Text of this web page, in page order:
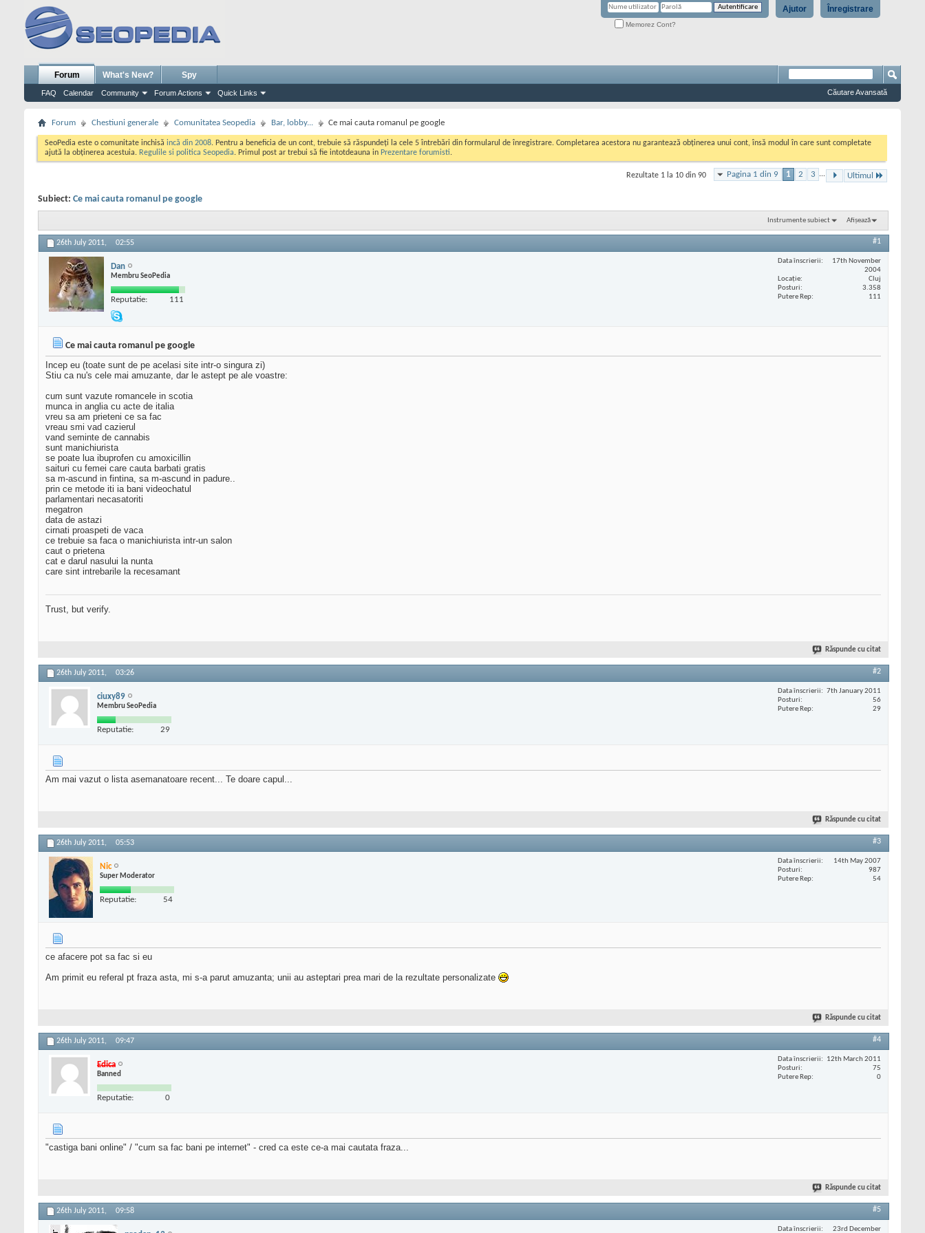
Înregistrare
Ajutor
Memorez Cont?
Forum
FAQ Calendar Community Forum Actions Quick Links
What's New? Spy
Căutare Avansată
Forum Chestiuni generale Comunitatea Seopedia Bar, lobby... Ce mai cauta romanul pe google
SeoPedia este o comunitate inchisă incă din 2008. Pentru a beneficia de un cont, trebuie să răspundeți la cele 5 întrebări din formularul de înregistrare. Completarea acestora nu garantează obținerea unui cont, însă modul în care sunt completate
ajută la obținerea acestuia. Regulile si politica Seopedia. Primul post ar trebui să fie intotdeauna in Prezentare forumisti.
Pagina 1 din 9 1 2 3 ... Ultimul
Rezultate 1 la 10 din 90
Subiect: Ce mai cauta romanul pe google
Instrumente subiect Afișează
26th July 2011, 02:55 #1
Dan
Membru SeoPedia
Reputatie: 111
Data înscrierii
17th November
2004
Locaţie
Cluj
Posturi
3.358
Putere Rep
111
Ce mai cauta romanul pe google
Incep eu (toate sunt de pe acelasi site intr-o singura zi)
Stiu ca nu's cele mai amuzante, dar le astept pe ale voastre:
cum sunt vazute romancele in scotia
munca in anglia cu acte de italia
vreu sa am prieteni ce sa fac
vreau smi vad cazierul
vand seminte de cannabis
sunt manichiurista
se poate lua ibuprofen cu amoxicillin
saituri cu femei care cauta barbati gratis
sa m-ascund in fintina, sa m-ascund in padure..
prin ce metode iti ia bani videochatul
parlamentari necasatoriti
megatron
data de astazi
cirnati proaspeti de vaca
ce trebuie sa faca o manichiurista intr-un salon
caut o prietena
cat e darul nasului la nunta
care sint intrebarile la recesamant
Trust, but verify.
Răspunde cu citat
26th July 2011, 03:26 #2
ciuxy89
Membru SeoPedia
Reputatie: 29
Data înscrierii
7th January 2011
Posturi
56
Putere Rep
29
Am mai vazut o lista asemanatoare recent... Te doare capul...
Răspunde cu citat
26th July 2011, 05:53 #3
Nic
Super Moderator
Reputatie: 54
Data înscrierii
14th May 2007
Posturi
987
Putere Rep
54
ce afacere pot sa fac si eu
Am primit eu referal pt fraza asta, mi s-a parut amuzanta; unii au asteptari prea mari de la rezultate personalizate
Răspunde cu citat
26th July 2011, 09:47 #4
Edica
Banned
Reputatie: 0
Data înscrierii
12th March 2011
Posturi
75
Putere Rep
0
"castiga bani online" / "cum sa fac bani pe internet" - cred ca este ce-a mai cautata fraza...
Răspunde cu citat
26th July 2011, 09:58 #5
Data înscrierii 23rd December